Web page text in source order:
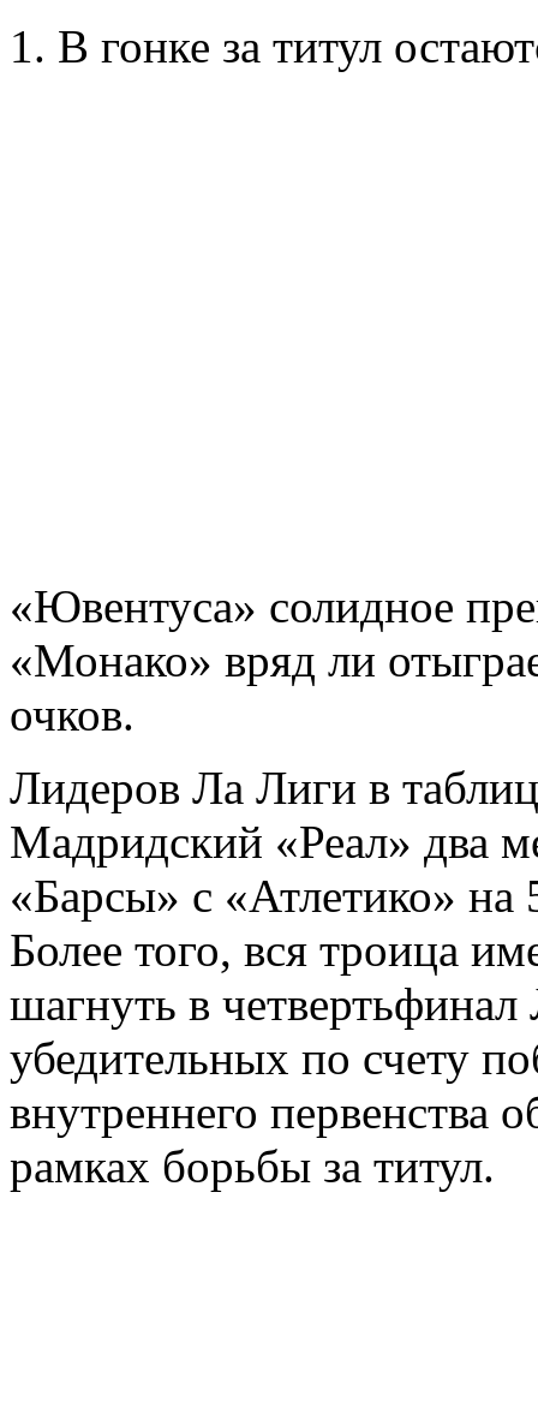
1. В гонке за титул
«Ювентуса» солидное
«Монако» вряд ли
очков.
Лидеров Ла Лиги в
Мадридский «Реал» два
«Барсы» с «Атлетико»
Более того, вся троица
шагнуть в
убедительных по счету
внутреннего первенства
рамках борьбы за титул.